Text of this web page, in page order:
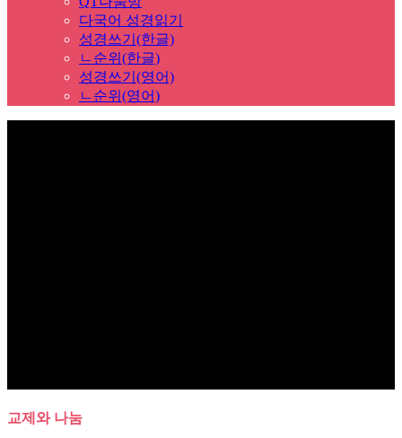
다국어 성경읽기
성경쓰기(한글)
ㄴ순위(한글)
성경쓰기(영어)
ㄴ순위(영어)
교제와 나눔